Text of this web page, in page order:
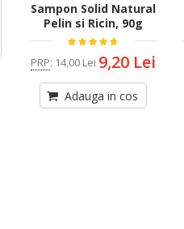
Sampon Solid Natural
Pelin si Ricin, 90g
PRP: 14,00 Lei 9,20 Lei
Adauga in cos